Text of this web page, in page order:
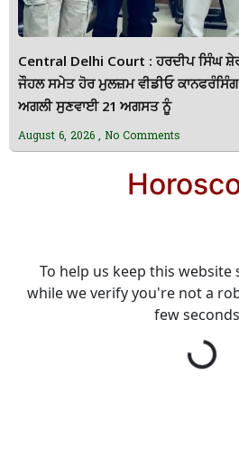
Central Delhi Court : ਹਰਦੀਪ ਸਿੰਘ
ਜੌਹਲ ਸਮੇਤ ਹੋਰ ਮੁਲਜ਼ਮ ਵੀਡੀਓ
ਅਗਲੀ ਸੁਣਵਾਈ 21 ਅਗਸਤ ਨੂੰ
August 6, 2026 No Comments